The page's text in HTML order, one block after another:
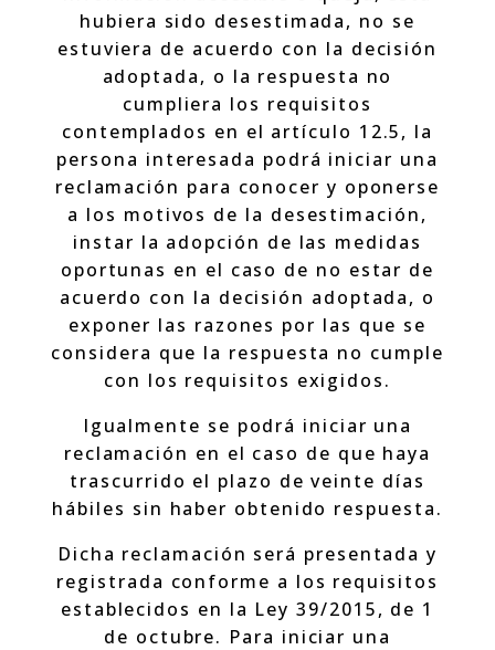
hubiera sido desestimada, no se
estuviera de acuerdo con la decisión
adoptada, o la respuesta no
cumpliera los requisitos
contemplados en el artículo 12.5, la
persona interesada podrá iniciar una
reclamación para conocer y oponerse
a los motivos de la desestimación,
instar la adopción de las medidas
oportunas en el caso de no estar de
acuerdo con la decisión adoptada, o
exponer las razones por las que se
considera que la respuesta no cumple
con los requisitos exigidos.
Igualmente se podrá iniciar una
reclamación en el caso de que haya
trascurrido el plazo de veinte días
hábiles sin haber obtenido respuesta.
Dicha reclamación será presentada y
registrada conforme a los requisitos
establecidos en la Ley 39/2015, de 1
de octubre. Para iniciar una